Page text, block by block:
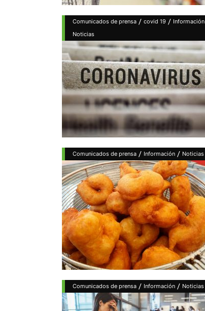
Comunicados de prensa / covid 19 / Información
Noticias
Comunicados de prensa / Información / Noticias
Comunicados de prensa / Información / Noticias